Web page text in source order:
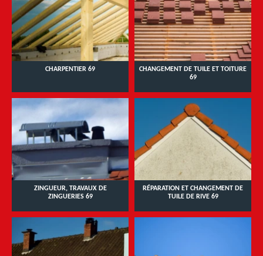
CHARPENTIER 69
CHANGEMENT DE TUILE ET TOITURE
69
ZINGUEUR, TRAVAUX DE
ZINGUERIES 69
RÉPARATION ET CHANGEMENT DE
TUILE DE RIVE 69